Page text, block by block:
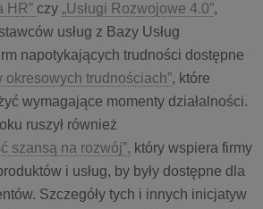
HR” czy „Usługi Rozwojowe 4.0”,
usług z Bazy Usług
napotykających trudności dostępne
okresowych trudnościach”, które
wymagające momenty działalności.
ruszył również
szansą na rozwój”, który wspiera firmy
i usług, by były dostępne dla
Szczegóły tych i innych inicjatyw